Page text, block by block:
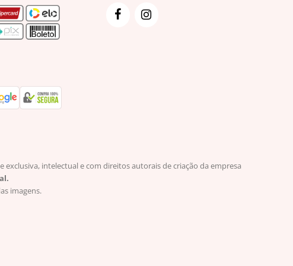
intelectual e com direitos autorais de criação da empresa
imagens.